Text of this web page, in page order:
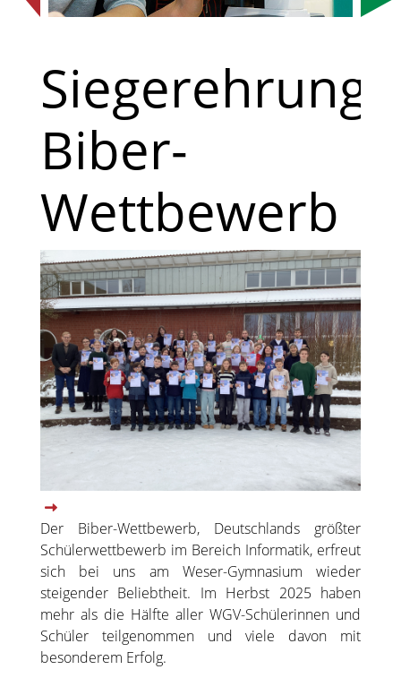
Siegerehrung
Biber-
Wettbewerb
Der Biber-Wettbewerb, Deutschlands größter
Schülerwettbewerb im Bereich Informatik, erfreut
sich bei uns am Weser-Gymnasium wieder
steigender Beliebtheit. Im Herbst 2025 haben
mehr als die Hälfte aller WGV-Schülerinnen und
Schüler teilgenommen und viele davon mit
besonderem Erfolg.